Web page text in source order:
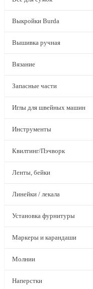
Выкройки Burda
Вышивка ручная
Вязание
Запасные части
Иглы для швейных машин
Инструменты
Квилтинг/Пэчворк
Ленты, бейки
Линейки / лекала
Установка фурнитуры
Маркеры и карандаши
Молнии
Наперстки